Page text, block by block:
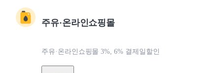
주유·온라인쇼핑몰
주유·온라인쇼핑몰 3%, 6% 결제일할인